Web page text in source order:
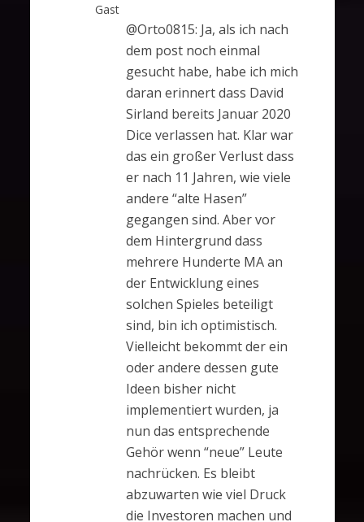
Gast
@Orto0815: Ja, als ich nach
dem post noch einmal
gesucht habe, habe ich mich
daran erinnert dass David
Sirland bereits Januar 2020
Dice verlassen hat. Klar war
das ein großer Verlust dass
er nach 11 Jahren, wie viele
andere “alte Hasen”
gegangen sind. Aber vor
dem Hintergrund dass
mehrere Hunderte MA an
der Entwicklung eines
solchen Spieles beteiligt
sind, bin ich optimistisch.
Vielleicht bekommt der ein
oder andere dessen gute
Ideen bisher nicht
implementiert wurden, ja
nun das entsprechende
Gehör wenn “neue” Leute
nachrücken. Es bleibt
abzuwarten wie viel Druck
die Investoren machen und